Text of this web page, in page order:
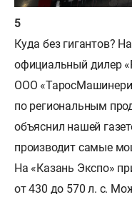
Куда без гигантов?
официальный дилер
ООО
по региональным
объяснил нашей
производит самые
На «Казань Экспо»
от 430 до 570 л. с.